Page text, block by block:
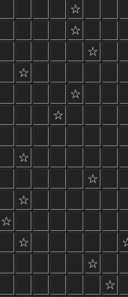
☆
☆
☆
☆
☆
☆
☆
☆
☆
☆
☆
☆
☆